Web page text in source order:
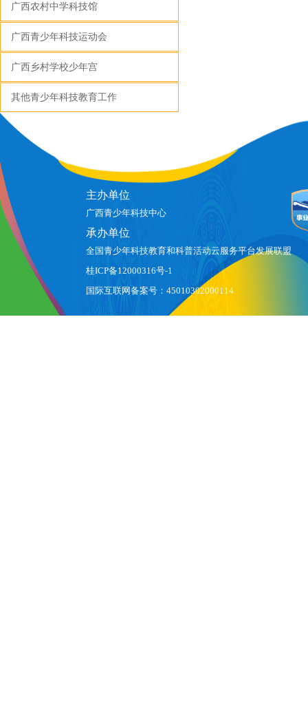
广西农村中学科技馆
广西青少年科技运动会
广西乡村学校少年宫
其他青少年科技教育工作
主办单位
广西青少年科技中心
承办单位
全国青少年科技教育和科普活动云服务平台发展联盟
桂ICP备12000316号-1
国际互联网备案号：45010302000114